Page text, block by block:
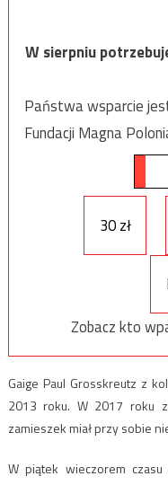
W sierpniu
Państwa wsparcie
Fundacji Magna
30 zł
Zobacz kto
Gaige Paul Grosskreutz z
2013 roku. W 2017 roku
zamieszek miał przy sobie
W piątek wieczorem